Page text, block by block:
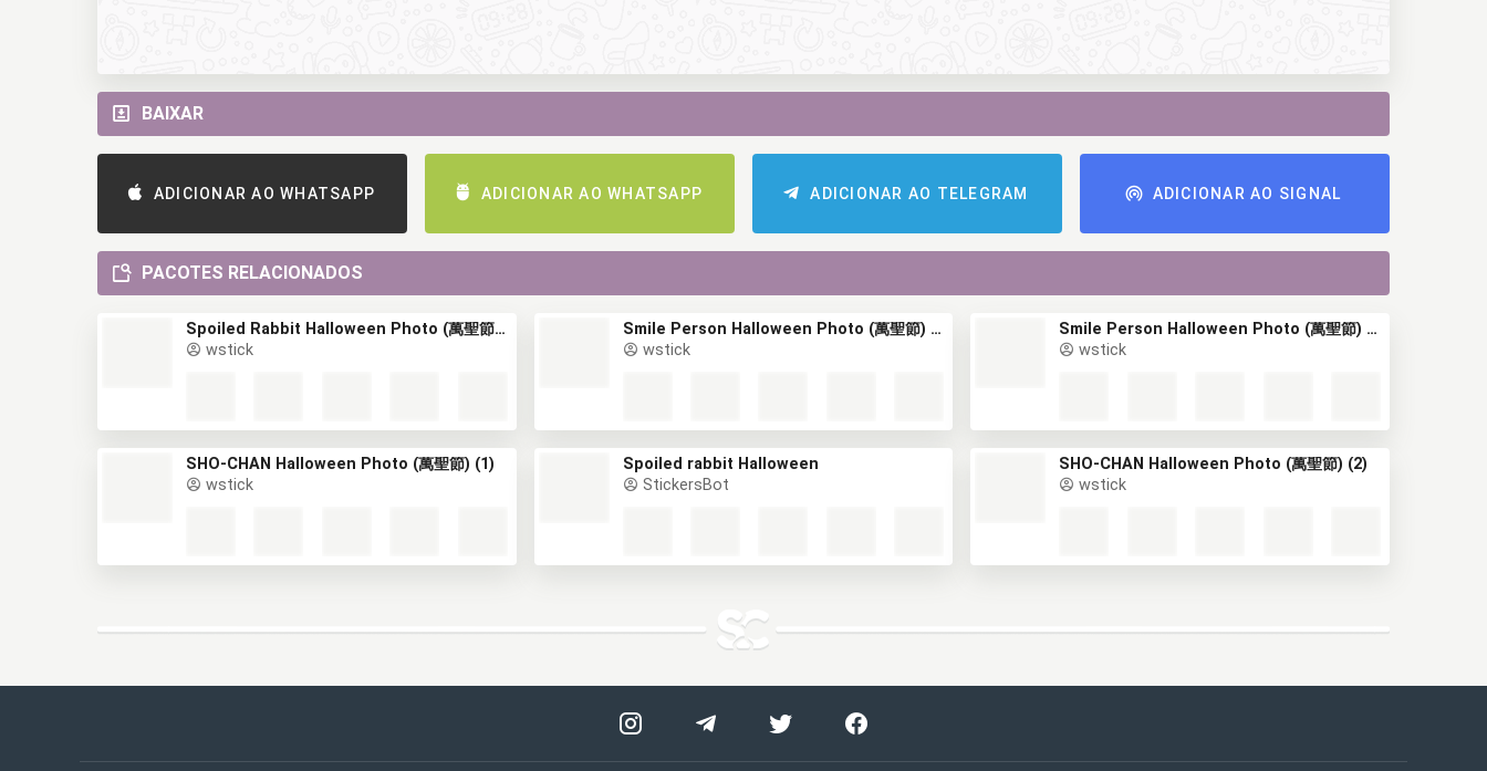
BAIXAR
ADICIONAR AO WHATSAPP ADICIONAR AO WHATSAPP ADICIONAR AO TELEGRAM ADICIONAR AO SIGNAL
PACOTES RELACIONADOS
Spoiled Rabbit Halloween Photo (萬聖節) (2)
wstick
Smile Person Halloween Photo (萬聖節) (1)
wstick
Smile Person Halloween Photo (萬聖節) (2)
wstick
SHO-CHAN Halloween Photo (萬聖節) (1)
wstick
Spoiled rabbit Halloween
StickersBot
SHO-CHAN Halloween Photo (萬聖節) (2)
wstick